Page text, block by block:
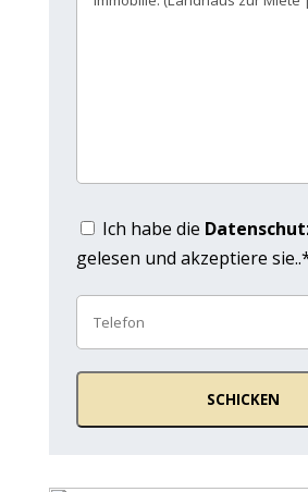
Ich habe die
gelesen und akzeptiere